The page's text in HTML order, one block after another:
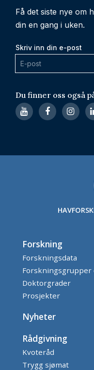
Du finner oss også
Få det siste nye om
din en gang i uken.
Skriv inn din e-post
Forskning
Forskningsdata
Forskningsgrupper
Doktorgrader
Prosjekter
Nyheter
Rådgivning
Kvoteråd
Trygg sjømat